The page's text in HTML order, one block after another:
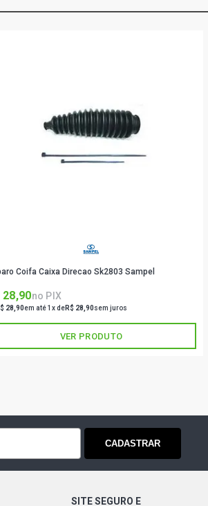
(1983 -
(1985 -
(1983 -
(1985 -
(1985 - 1989)
Coifa Caixa Direcao Sk2803 Sampel
28,90no PIX
28,90em até 1x deR$ 28,90sem juros
VER PRODUTO
CADASTRAR
SITE SEGURO E